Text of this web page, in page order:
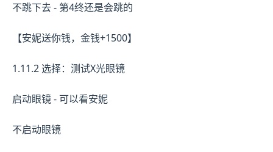
不跳下去 - 第4终还是会跳的
【安妮送你钱，金钱+1500】
1.11.2 选择：测试X光眼镜
启动眼镜 - 可以看安妮
不启动眼镜